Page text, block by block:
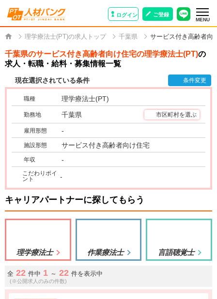
ログイン ご登録
MENU
理学療法士(PT)の求人トップ 千葉県 サービス付き高齢者向
千葉県のサービス付き高齢者向け住宅の理学療法士(PT)の
求人・転職・給料・募集情報一覧
現在選択されている条件 条件変更
職種 理学療法士(PT)
勤務地 千葉県 市区町村を選ぶ
雇用形態 -
施設形態 サービス付き高齢者向け住宅
年収 -
こだわりポイ
ント
-
キャリアパートナーに探してもらう
理学療法士 作業療法士 言語聴覚士
全 22 件中 1 ～ 22 件を表示中
(※公開求人のみの件数)